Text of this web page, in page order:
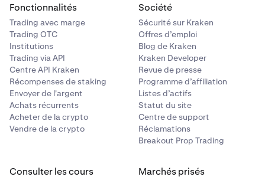
Fonctionnalités
Trading avec marge
Trading OTC
Institutions
Trading via API
Centre API Kraken
Récompenses de staking
Envoyer de l'argent
Achats récurrents
Acheter de la crypto
Vendre de la crypto
Société
Sécurité sur Kraken
Offres d’emploi
Blog de Kraken
Kraken Developer
Revue de presse
Programme d’affiliation
Listes d’actifs
Statut du site
Centre de support
Réclamations
Breakout Prop Trading
Consulter les cours Marchés prisés